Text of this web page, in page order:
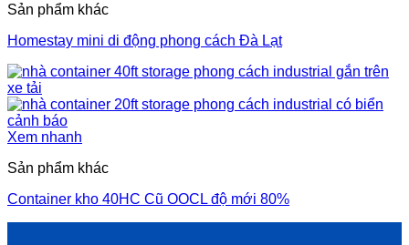
Sản phẩm khác
Homestay mini di động phong cách Đà Lạt
Xem nhanh
Sản phẩm khác
Container kho 40HC Cũ OOCL độ mới 80%